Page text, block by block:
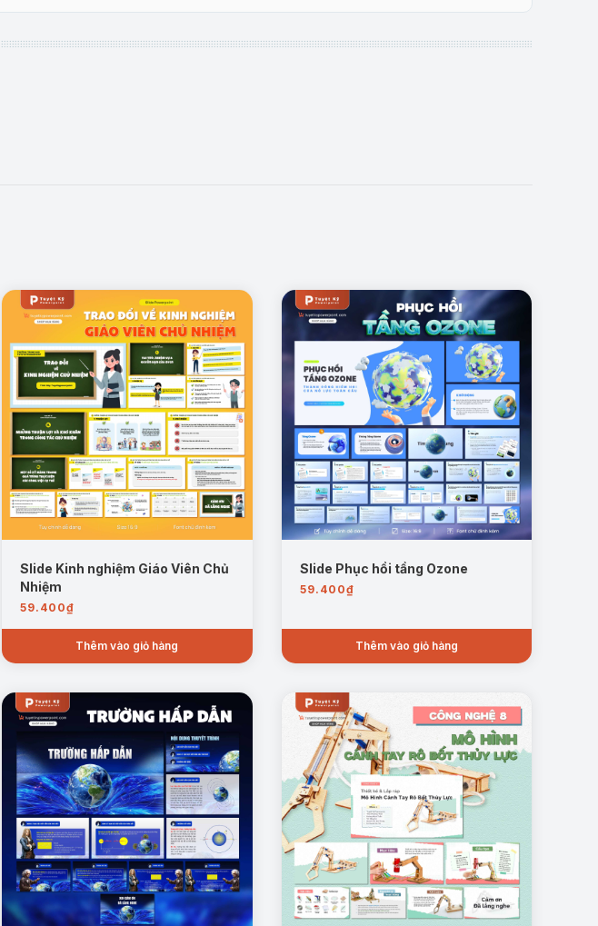
cấu tạo của nguyên tử
gồm electron ở lớp vỏ, proton và neutron trong hạt nhân. Cách thể hiện này
của nguyên tử
và kích thước của nguyên tử. Nội dung nhấn mạnh rằng khối lượng của
khối lượng nguyên tử chủ yếu tập trung ở hạt nhân do electron có khối lượng
về cấu trúc và đặc điểm của nguyên tử.
Slide Kinh nghiệm Giáo Viên Chủ
Nhiệm
59.400₫
Thêm vào giỏ hàng
Slide Phục hồi tầng Ozone
59.400₫
Thêm vào giỏ hàng